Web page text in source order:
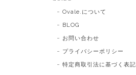
Ovale.について
BLOG
お問い合わせ
プライバシーポリシー
特定商取引法に基づく表記